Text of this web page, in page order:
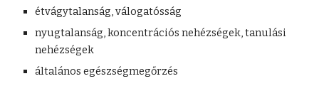
étvágytalanság, válogatósság
nyugtalanság, koncentrációs nehézségek, tanulási
nehézségek
általános egészségmegőrzés